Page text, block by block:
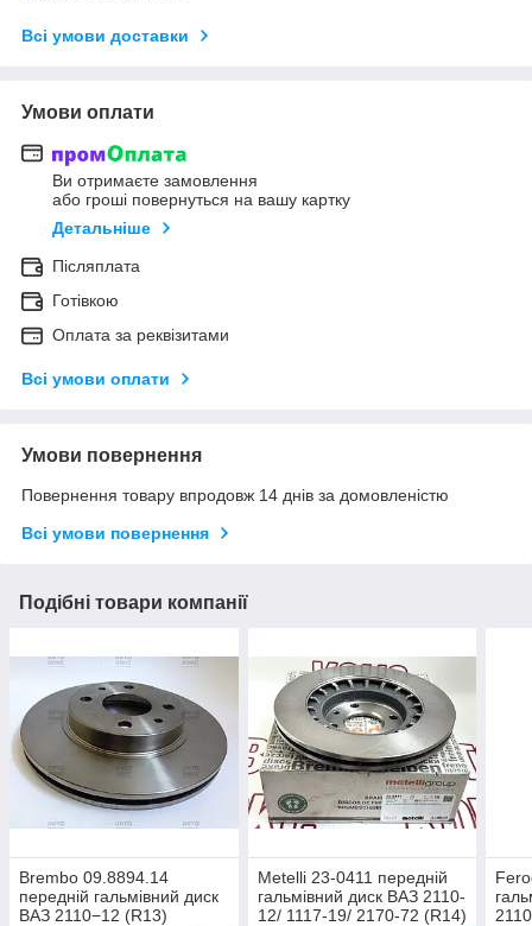
Всі умови доставки
Умови оплати
Ви отримаєте замовлення
або гроші повернуться на вашу картку
Детальніше
Післяплата
Готівкою
Оплата за реквізитами
Всі умови оплати
Умови повернення
Повернення товару впродовж 14 днів за домовленістю
Всі умови повернення
Подібні товари компанії
Brembo 09.8894.14
передній гальмівний диск
ВАЗ 2110−12 (R13)
Metelli 23-0411 передній
гальмівний диск ВАЗ 2110-
12/ 1117-19/ 2170-72 (R14)